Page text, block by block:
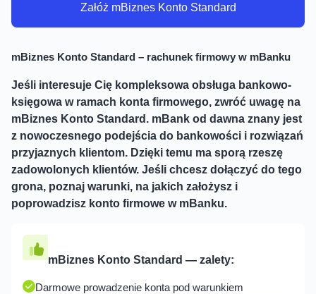
Załóż mBiznes Konto Standard
mBiznes Konto Standard – rachunek firmowy w mBanku
Jeśli interesuje Cię kompleksowa obsługa bankowo-
księgowa w ramach konta firmowego, zwróć uwagę na
mBiznes Konto Standard. mBank od dawna znany jest
z nowoczesnego podejścia do bankowości i rozwiązań
przyjaznych klientom. Dzięki temu ma sporą rzeszę
zadowolonych klientów. Jeśli chcesz dołączyć do tego
grona, poznaj warunki, na jakich założysz i
poprowadzisz konto firmowe w mBanku.
Darmowe prowadzenie konta pod warunkiem